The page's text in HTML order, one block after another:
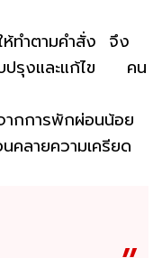
ทำตามคำสั่ง จึง
บปรุงและแก้ไข คน
กการพักผ่อนน้อย
คลายความเครียด